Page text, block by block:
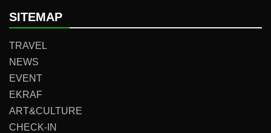
SITEMAP
TRAVEL
NEWS
EVENT
EKRAF
ART&CULTURE
CHECK-IN